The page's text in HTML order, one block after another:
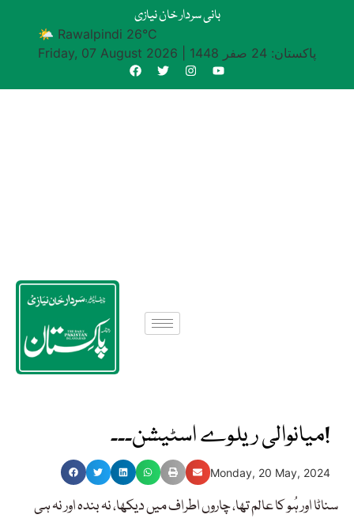
بانی سردار خان نیازی
🌤 Rawalpindi 26°C
Friday, 07 August 2026
پاکستان: 24 صفر 1448
میانوالی ریلوے اسٹیشن۔۔۔!
Monday, 20 May, 2024
سناٹا اور ہُو کا عالم تھا، چاروں اطراف میں دیکھا، نہ بندہ اور نہ ہی